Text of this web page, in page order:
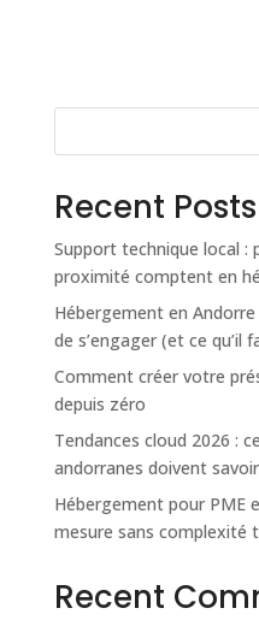
Recent Posts
Support technique local :
proximité comptent en
Hébergement en
de s’engager (et ce qu’il
Comment créer votre
depuis zéro
Tendances cloud 2026 :
andorranes doivent savoir
Hébergement pour PME
mesure sans complexité
Recent